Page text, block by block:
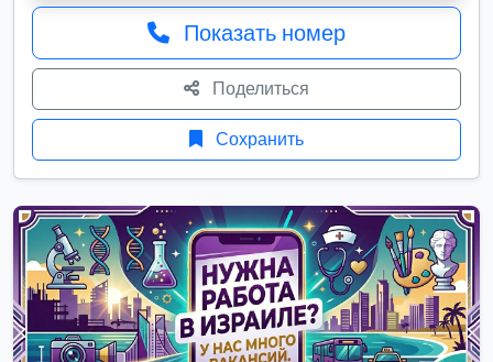
Показать номер
Поделиться
Сохранить